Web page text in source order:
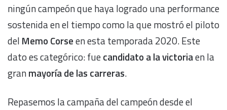
ningún campeón que haya logrado una performance
sostenida en el tiempo como la que mostró el piloto
del Memo Corseen esta temporada 2020. Este
dato es categórico: fuecandidato a la victoriaen la
granmayoría de las carreras.
Repasemos la campaña del campeón desde el